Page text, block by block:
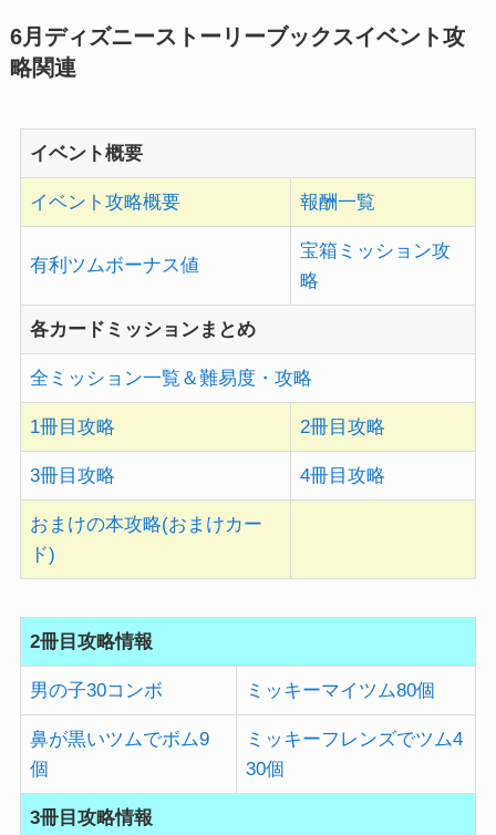
6月ディズニーストーリーブックスイベント攻
略関連
イベント概要
イベント攻略概要 報酬一覧
有利ツムボーナス値
宝箱ミッション攻
略
各カードミッションまとめ
全ミッション一覧＆難易度・攻略
1冊目攻略 2冊目攻略
3冊目攻略 4冊目攻略
おまけの本攻略(おまけカー
ド)
2冊目攻略情報
男の子30コンボ ミッキーマイツム80個
鼻が黒いツムでボム9
個
ミッキーフレンズでツム4
30個
3冊目攻略情報